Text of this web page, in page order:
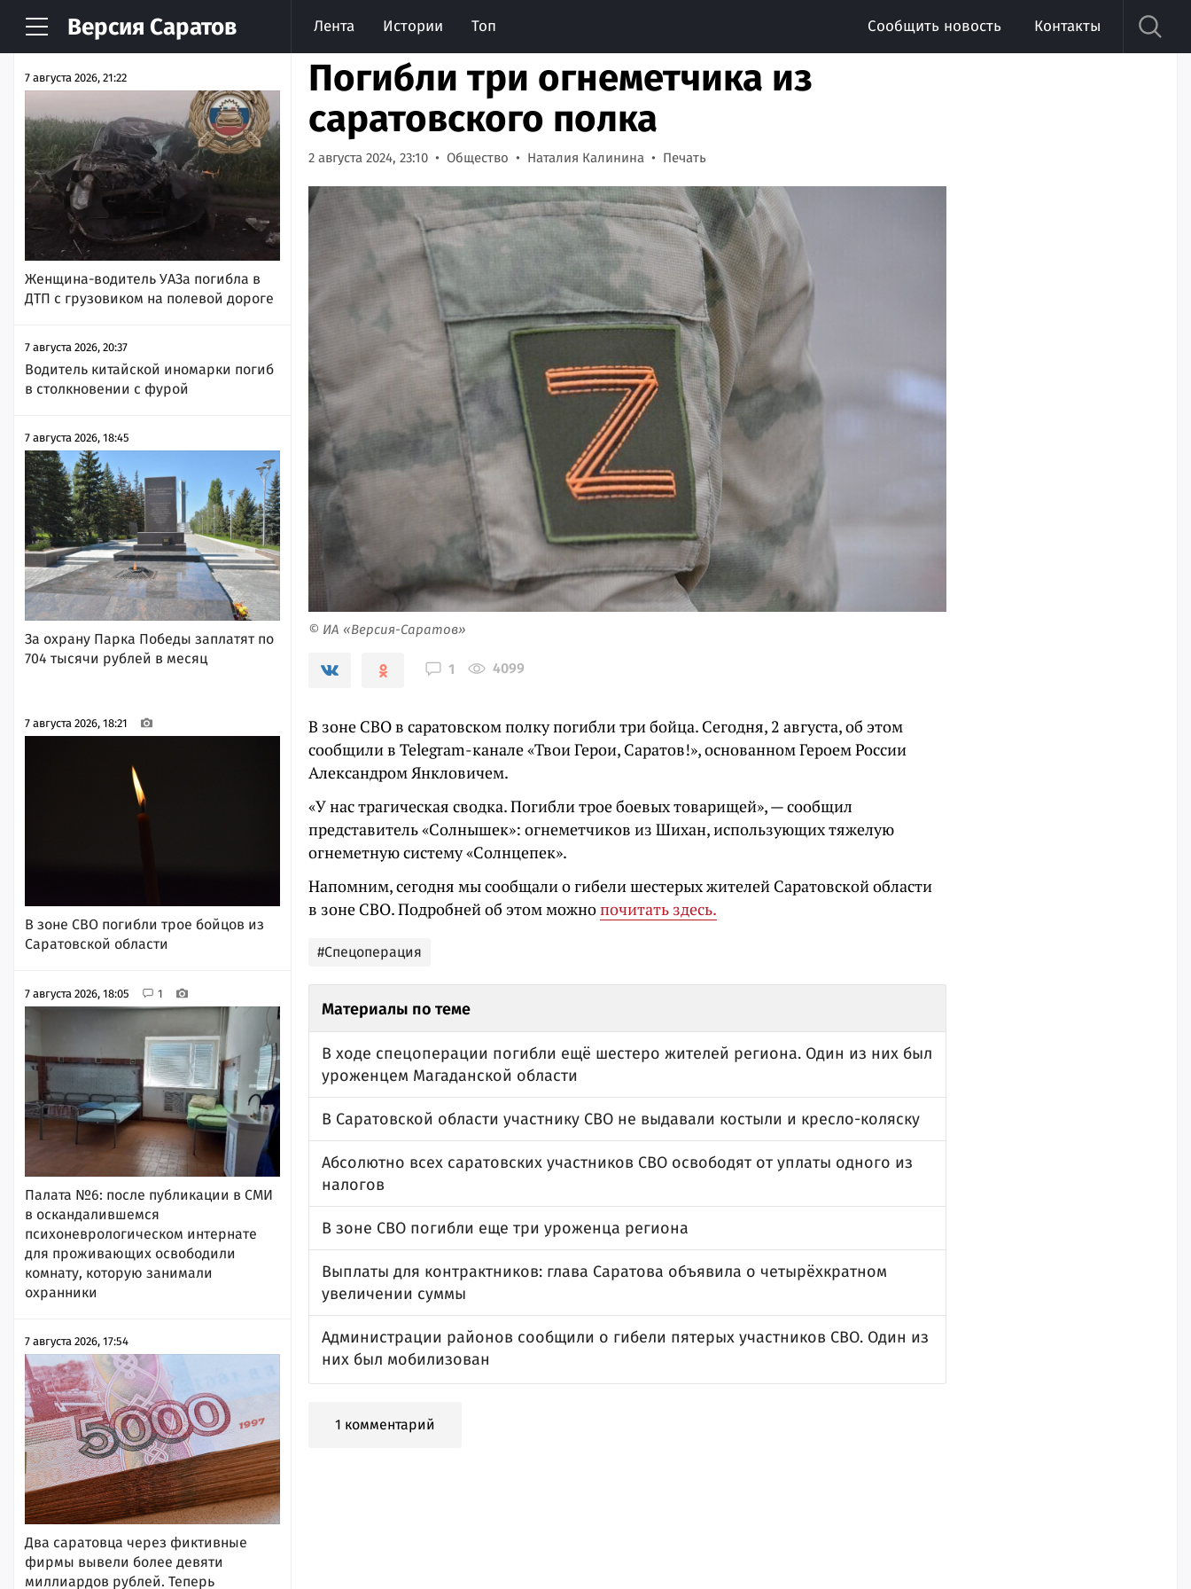
Версия Саратов Лента Истории Топ Сообщить новость Контакты
НОВОСТИ АРХИВ
7 августа 2026, 21:22
Женщина-водитель УАЗа погибла в
ДТП с грузовиком на полевой дороге
7 августа 2026, 20:37
Водитель китайской иномарки погиб
в столкновении с фурой
7 августа 2026, 18:45
За охрану Парка Победы заплатят по
704 тысячи рублей в месяц
7 августа 2026, 18:21
В зоне СВО погибли трое бойцов из
Саратовской области
7 августа 2026, 18:05 1
Палата №6: после публикации в СМИ
в оскандалившемся
психоневрологическом интернате
для проживающих освободили
комнату, которую занимали
охранники
7 августа 2026, 17:54
Два саратовца через фиктивные
фирмы вывели более девяти
миллиардов рублей. Теперь
Погибли три огнеметчика из
саратовского полка
2 августа 2024, 23:10 Общество Наталия Калинина Печать
© ИА «Версия-Саратов»
1 4099
В зоне СВО в саратовском полку погибли три бойца. Сегодня, 2 августа, об этом
сообщили в Telegram-канале «Твои Герои, Саратов!», основанном Героем России
Александром Янкловичем.
«У нас трагическая сводка. Погибли трое боевых товарищей», — сообщил
представитель «Солнышек»: огнеметчиков из Шихан, использующих тяжелую
огнеметную систему «Солнцепек».
Напомним, сегодня мы сообщали о гибели шестерых жителей Саратовской области
в зоне СВО. Подробней об этом можнопочитать здесь.
#Спецоперация
Материалы по теме
В ходе спецоперации погибли ещё шестеро жителей региона. Один из них был
уроженцем Магаданской области
В Саратовской области участнику СВО не выдавали костыли и кресло-коляску
Абсолютно всех саратовских участников СВО освободят от уплаты одного из
налогов
В зоне СВО погибли еще три уроженца региона
Выплаты для контрактников: глава Саратова объявила о четырёхкратном
увеличении суммы
Администрации районов сообщили о гибели пятерых участников СВО. Один из
них был мобилизован
1 комментарий